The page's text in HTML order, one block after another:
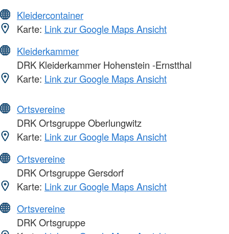
Kleidercontainer
Karte: Link zur Google Maps Ansicht
Kleiderkammer
DRK Kleiderkammer Hohenstein -Ernstthal
Karte: Link zur Google Maps Ansicht
Ortsvereine
DRK Ortsgruppe Oberlungwitz
Karte: Link zur Google Maps Ansicht
Ortsvereine
DRK Ortsgruppe Gersdorf
Karte: Link zur Google Maps Ansicht
Ortsvereine
DRK Ortsgruppe